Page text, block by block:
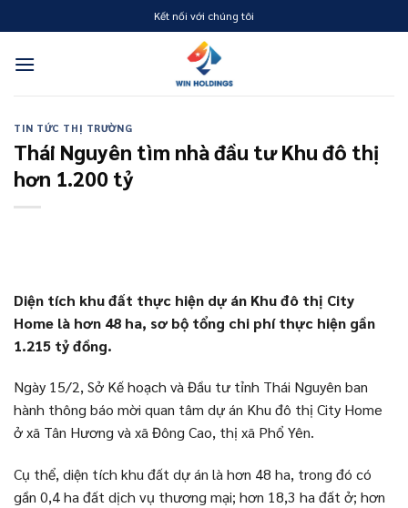
to
content
Kết nối với chúng tôi
TIN TỨC THỊ TRƯỜNG
Thái Nguyên tìm nhà đầu tư Khu đô thị
hơn 1.200 tỷ
Diện tích khu đất thực hiện dự án Khu đô thị City
Home là hơn 48 ha, sơ bộ tổng chi phí thực hiện gần
1.215 tỷ đồng.
Ngày 15/2, Sở Kế hoạch và Đầu tư tỉnh Thái Nguyên ban
hành thông báo mời quan tâm dự án Khu đô thị City Home
ở xã Tân Hương và xã Đông Cao, thị xã Phổ Yên.
Cụ thể, diện tích khu đất dự án là hơn 48 ha, trong đó có
gần 0,4 ha đất dịch vụ thương mại; hơn 18,3 ha đất ở; hơn